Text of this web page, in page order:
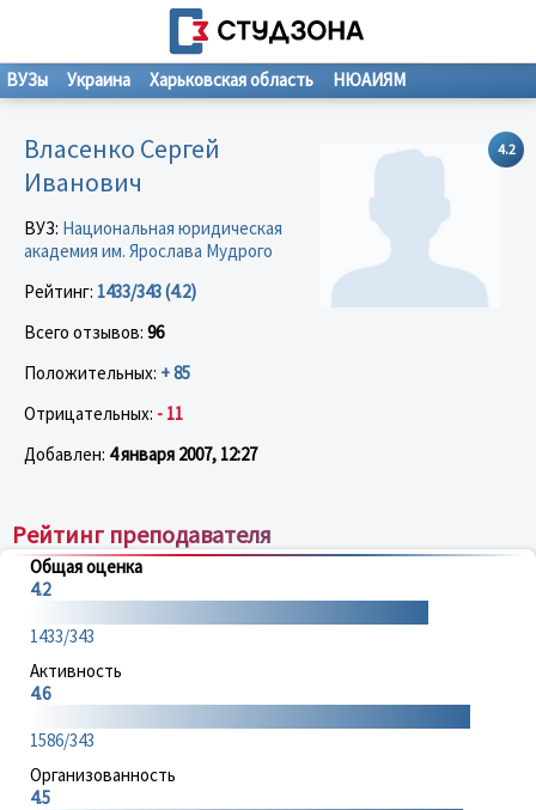
ВУЗы Украина Харьковская область НЮАИЯМ
4.2
Власенко Сергей
Иванович
ВУЗ: Национальная юридическая
академия им. Ярослава Мудрого
Рейтинг: 1433/343 (4.2)
Всего отзывов: 96
Положительных: + 85
Отрицательных: - 11
Добавлен: 4 января 2007, 12:27
Рейтинг преподавателя
Общая оценка
4.2
1433/343
Активность
4.6
1586/343
Организованность
4.5